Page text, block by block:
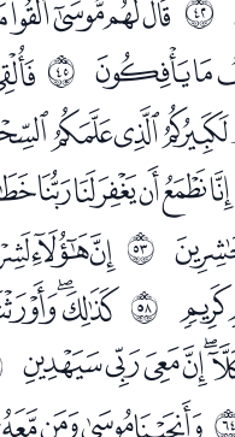
ﰬ
ﰴ
ﰹ